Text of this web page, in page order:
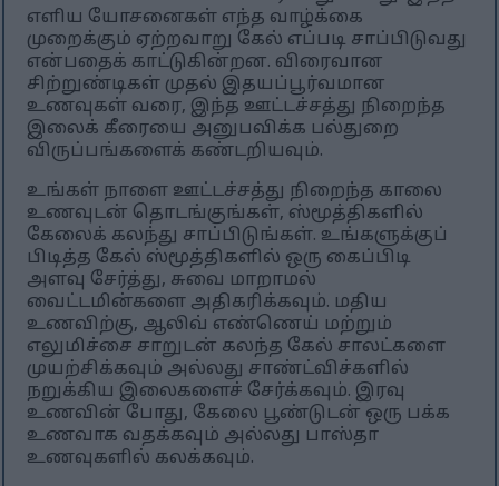
எளிய யோசனைகள் எந்த வாழ்க்கை
முறைக்கும் ஏற்றவாறு கேல் எப்படி சாப்பிடுவது
என்பதைக் காட்டுகின்றன. விரைவான
சிற்றுண்டிகள் முதல் இதயப்பூர்வமான
உணவுகள் வரை, இந்த ஊட்டச்சத்து நிறைந்த
இலைக் கீரையை அனுபவிக்க பல்துறை
விருப்பங்களைக் கண்டறியவும்.
உங்கள் நாளை ஊட்டச்சத்து நிறைந்த காலை
உணவுடன் தொடங்குங்கள், ஸ்மூத்திகளில்
கேலைக் கலந்து சாப்பிடுங்கள். உங்களுக்குப்
பிடித்த கேல் ஸ்மூத்திகளில் ஒரு கைப்பிடி
அளவு சேர்த்து, சுவை மாறாமல்
வைட்டமின்களை அதிகரிக்கவும். மதிய
உணவிற்கு, ஆலிவ் எண்ணெய் மற்றும்
எலுமிச்சை சாறுடன் கலந்த கேல் சாலட்களை
முயற்சிக்கவும் அல்லது சாண்ட்விச்களில்
நறுக்கிய இலைகளைச் சேர்க்கவும். இரவு
உணவின் போது, கேலை பூண்டுடன் ஒரு பக்க
உணவாக வதக்கவும் அல்லது பாஸ்தா
உணவுகளில் கலக்கவும்.